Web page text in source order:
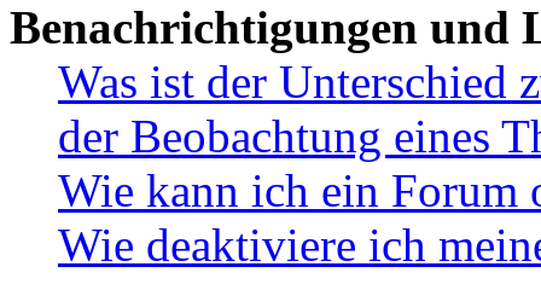
Benachrichtigungen und
Was ist der Unterschied
der Beobachtung eines
Wie kann ich ein Forum
Wie deaktiviere ich